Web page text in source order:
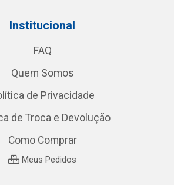
Institucional
FAQ
Quem Somos
de Privacidade
de Troca e Devolução
Como Comprar
Meus Pedidos